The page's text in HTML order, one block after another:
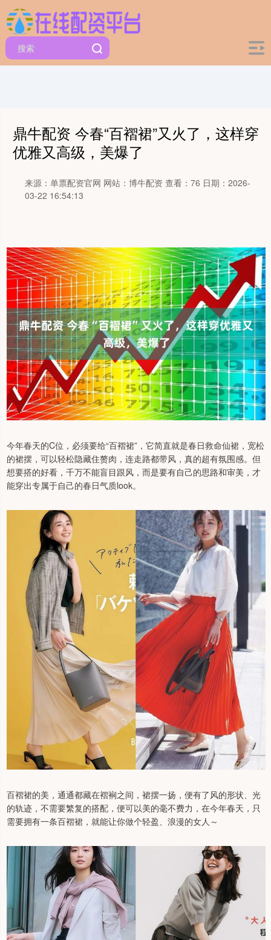
鼎牛配资 今春“百褶裙”又火了，这样穿
优雅又高级，美爆了
来源：单票配资官网 网站：博牛配资 查看：76 日期：2026-
03-22 16:54:13
今年春天的C位，必须要给“百褶裙”，它简直就是春日救命仙裙，宽松
的裙摆，可以轻松隐藏住赘肉，连走路都带风，真的超有氛围感。但
想要搭的好看，千万不能盲目跟风，而是要有自己的思路和审美，才
能穿出专属于自己的春日气质look。
百褶裙的美，通通都藏在褶裥之间，裙摆一扬，便有了风的形状、光
的轨迹，不需要繁复的搭配，便可以美的毫不费力，在今年春天，只
需要拥有一条百褶裙，就能让你做个轻盈、浪漫的女人～